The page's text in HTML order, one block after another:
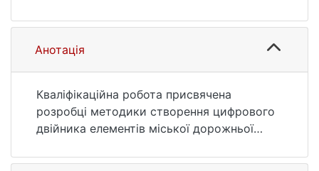
С. Гончаренко. Київ, 2025. 56 с. URL:
https://ir.library.knu.ua/handle/15071834/883
6 (дата звернення: 25.07.2026).
Анотація
Кваліфікаційна робота присвячена
розробці методики створення цифрового
двійника елементів міської дорожньої
відкритих геоданих та інструментів